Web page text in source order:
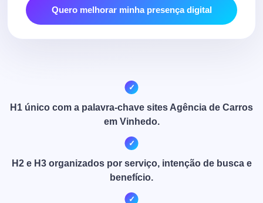
Quero melhorar minha presença digital
H1 único com a palavra-chave sites Agência de Carros
em Vinhedo.
H2 e H3 organizados por serviço, intenção de busca e
benefício.